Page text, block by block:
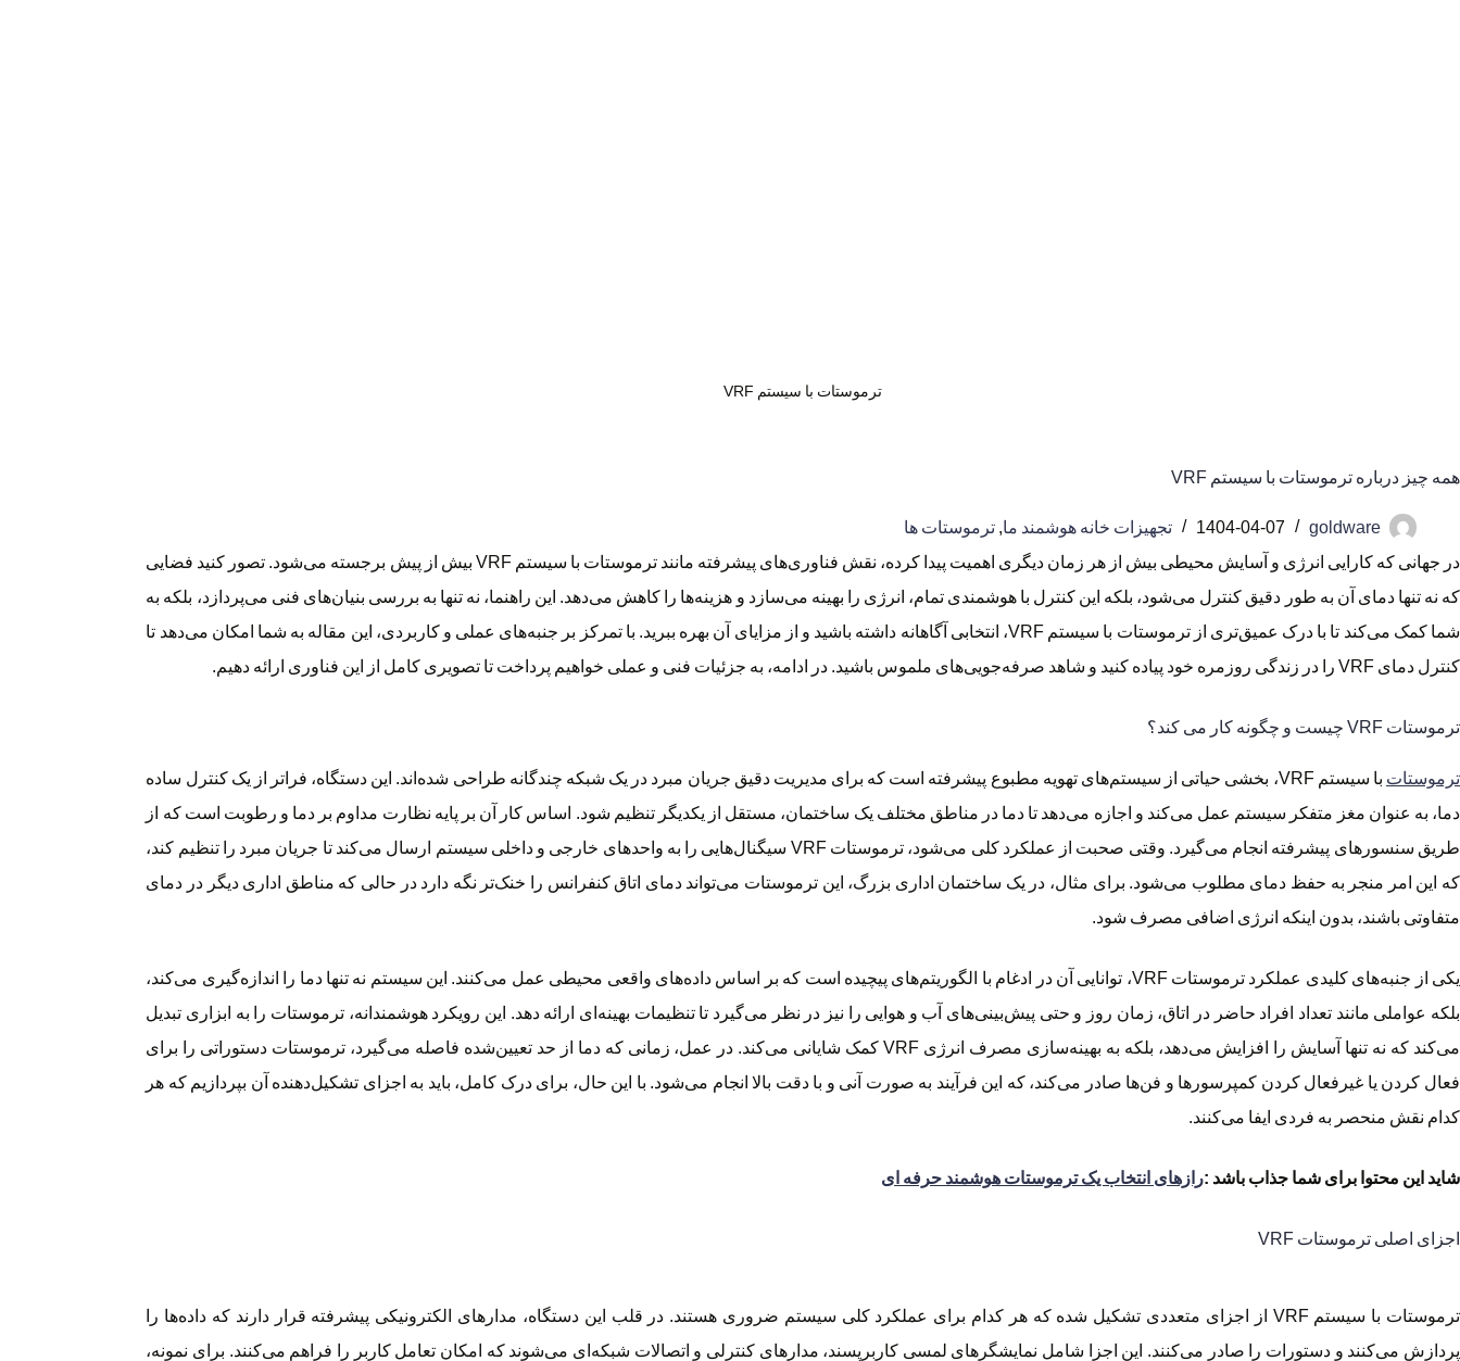
ترموستات با سیستم VRF
همه چیز درباره ترموستات با سیستم VRF
goldware
1404-04-07 تجهیزات خانه هوشمند ما, ترموستات ها
در جهانی که کارایی انرژی و آسایش محیطی بیش از هر زمان دیگری اهمیت پیدا کرده، نقش فناوری‌های پیشرفته مانند ترموستات با سیستم VRF بیش از پیش برجسته می‌شود. تصور کنید فضایی
که نه تنها دمای آن به طور دقیق کنترل می‌شود، بلکه این کنترل با هوشمندی تمام، انرژی را بهینه می‌سازد و هزینه‌ها را کاهش می‌دهد. این راهنما، نه تنها به بررسی بنیان‌های فنی می‌پردازد، بلکه به
شما کمک می‌کند تا با درک عمیق‌تری از ترموستات با سیستم VRF، انتخابی آگاهانه داشته باشید و از مزایای آن بهره ببرید. با تمرکز بر جنبه‌های عملی و کاربردی، این مقاله به شما امکان می‌دهد تا
کنترل دمای VRF را در زندگی روزمره خود پیاده کنید و شاهد صرفه‌جویی‌های ملموس باشید. در ادامه، به جزئیات فنی و عملی خواهیم پرداخت تا تصویری کامل از این فناوری ارائه دهیم.
ترموستات VRF چیست و چگونه کار می کند؟
ترموستات
با سیستم VRF، بخشی حیاتی از سیستم‌های تهویه مطبوع پیشرفته است که برای مدیریت دقیق جریان مبرد در یک شبکه چندگانه طراحی شده‌اند. این دستگاه، فراتر از یک کنترل ساده
دما، به عنوان مغز متفکر سیستم عمل می‌کند و اجازه می‌دهد تا دما در مناطق مختلف یک ساختمان، مستقل از یکدیگر تنظیم شود. اساس کار آن بر پایه نظارت مداوم بر دما و رطوبت است که از
طریق سنسورهای پیشرفته انجام می‌گیرد. وقتی صحبت از عملکرد کلی می‌شود، ترموستات VRF سیگنال‌هایی را به واحد‌های خارجی و داخلی سیستم ارسال می‌کند تا جریان مبرد را تنظیم کند،
که این امر منجر به حفظ دمای مطلوب می‌شود. برای مثال، در یک ساختمان اداری بزرگ، این ترموستات می‌تواند دمای اتاق کنفرانس را خنک‌تر نگه دارد در حالی که مناطق اداری دیگر در دمای
متفاوتی باشند، بدون اینکه انرژی اضافی مصرف شود.
یکی از جنبه‌های کلیدی عملکرد ترموستات VRF، توانایی آن در ادغام با الگوریتم‌های پیچیده است که بر اساس داده‌های واقعی محیطی عمل می‌کنند. این سیستم نه تنها دما را اندازه‌گیری می‌کند،
بلکه عواملی مانند تعداد افراد حاضر در اتاق، زمان روز و حتی پیش‌بینی‌های آب و هوایی را نیز در نظر می‌گیرد تا تنظیمات بهینه‌ای ارائه دهد. این رویکرد هوشمندانه، ترموستات را به ابزاری تبدیل
می‌کند که نه تنها آسایش را افزایش می‌دهد، بلکه به بهینه‌سازی مصرف انرژی VRF کمک شایانی می‌کند. در عمل، زمانی که دما از حد تعیین‌شده فاصله می‌گیرد، ترموستات دستوراتی را برای
فعال کردن یا غیرفعال کردن کمپرسورها و فن‌ها صادر می‌کند، که این فرآیند به صورت آنی و با دقت بالا انجام می‌شود. با این حال، برای درک کامل، باید به اجزای تشکیل‌دهنده آن بپردازیم که هر
کدام نقش منحصر به فردی ایفا می‌کنند.
شاید این محتوا برای شما جذاب باشد :رازهای انتخاب یک ترموستات هوشمند حرفه ای
اجزای اصلی ترموستات VRF
ترموستات با سیستم VRF از اجزای متعددی تشکیل شده که هر کدام برای عملکرد کلی سیستم ضروری هستند. در قلب این دستگاه، مدارهای الکترونیکی پیشرفته قرار دارند که داده‌ها را
پردازش می‌کنند و دستورات را صادر می‌کنند. این اجزا شامل نمایشگرهای لمسی کاربرپسند، مدارهای کنترلی و اتصالات شبکه‌ای می‌شوند که امکان تعامل کاربر را فراهم می‌کنند. برای نمونه،